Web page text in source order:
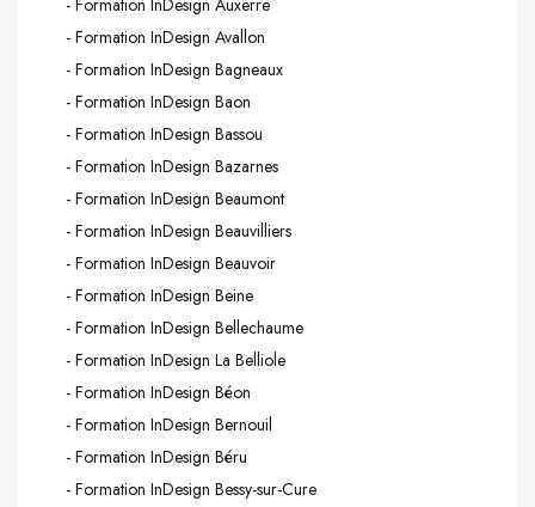
- Formation InDesign Avallon
- Formation InDesign Bagneaux
- Formation InDesign Baon
- Formation InDesign Bassou
- Formation InDesign Bazarnes
- Formation InDesign Beaumont
- Formation InDesign Beauvilliers
- Formation InDesign Beauvoir
- Formation InDesign Beine
- Formation InDesign Bellechaume
- Formation InDesign La Belliole
- Formation InDesign Béon
- Formation InDesign Bernouil
- Formation InDesign Béru
- Formation InDesign Bessy-sur-Cure